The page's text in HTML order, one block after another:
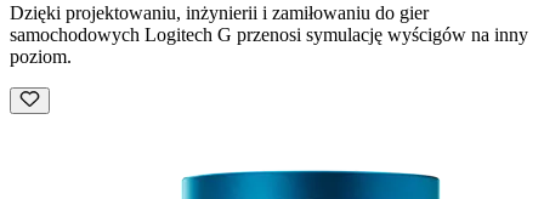
Dzięki projektowaniu, inżynierii i zamiłowaniu do gier
samochodowych Logitech G przenosi symulację wyścigów na inny
poziom.